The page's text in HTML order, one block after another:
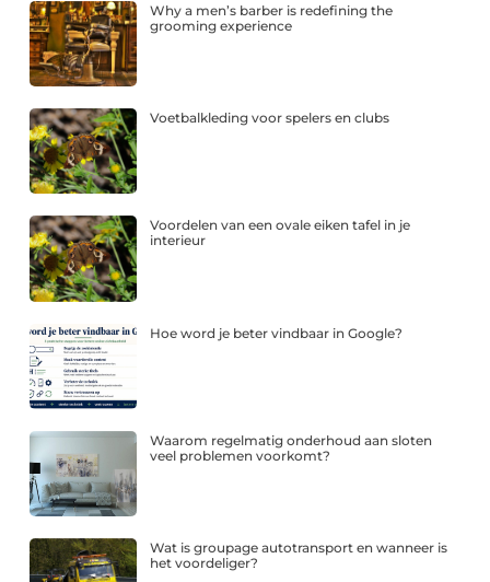
Why a men’s barber is redefining the
grooming experience
Voetbalkleding voor spelers en clubs
Voordelen van een ovale eiken tafel in je
interieur
Hoe word je beter vindbaar in Google?
Waarom regelmatig onderhoud aan sloten
veel problemen voorkomt?
Wat is groupage autotransport en wanneer is
het voordeliger?